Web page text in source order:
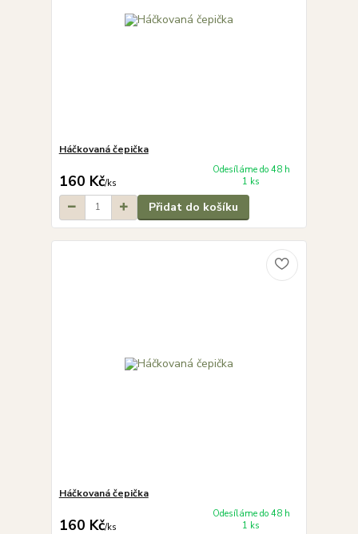
Háčkovaná čepička
160 Kč/ks
Odesíláme do 48 h
1 ks
Přidat do košíku
Háčkovaná čepička
160 Kč/ks
Odesíláme do 48 h
1 ks